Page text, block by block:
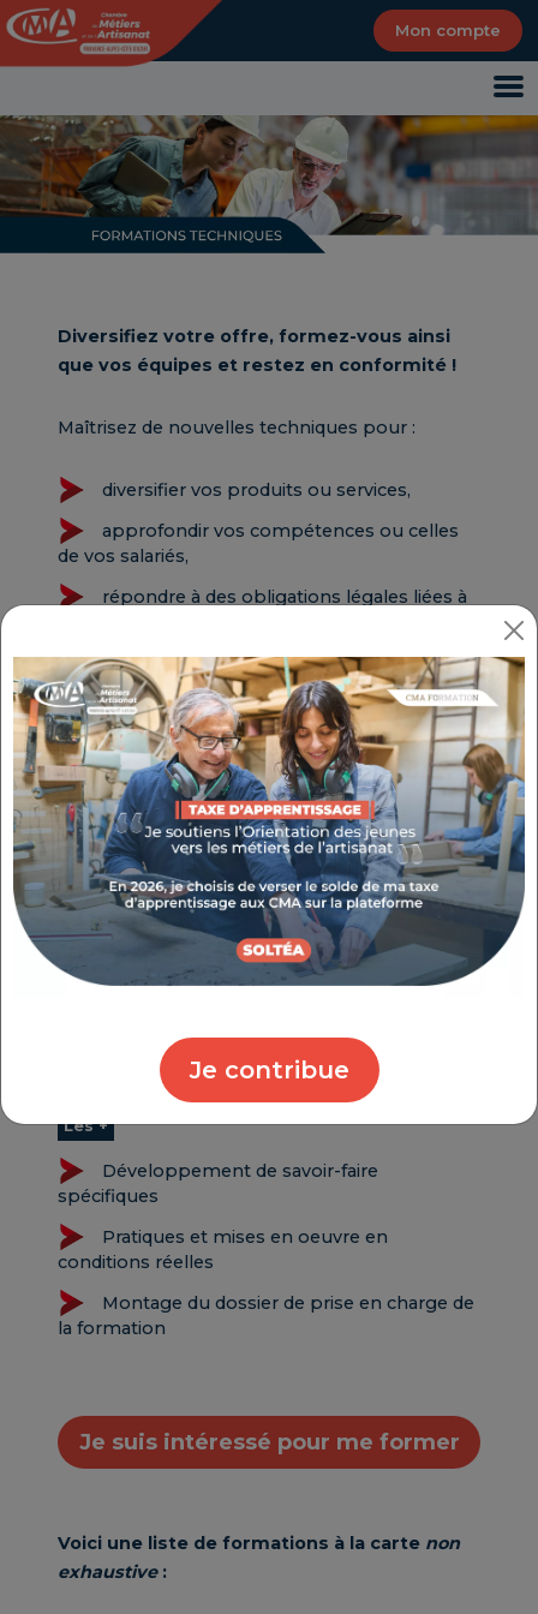
Mon compte
Je contribue
Diversifiez votre offre, formez-vous ainsi
que vos équipes et restez en conformité !
Maîtrisez de nouvelles techniques pour :
diversifier vos produits ou services,
approfondir vos compétences ou celles
de vos salariés,
répondre à des obligations légales liées à
Votre objectif
Exercez-vous pour améliorer vos gestes, gagner en
aisance et en précision.
Les formations métiers sont dispensées sur certains
centres CMA Formation, selon leurs spécificités.
N’hésitez pas à nous contacter si vous recherchez
une formation non listée.
Nous couvrons une large gamme de métiers :
ongulaire…), soudure, décoration, télépilotage de
drône, automobile, pâtisserie etc.
Les +
Développement de savoir-faire
spécifiques
Pratiques et mises en oeuvre en
conditions réelles
Montage du dossier de prise en charge de
la formation
Je suis intéressé pour me former
Voici une liste de formations à la carte non
exhaustive:
Panneau de gestion des cookies